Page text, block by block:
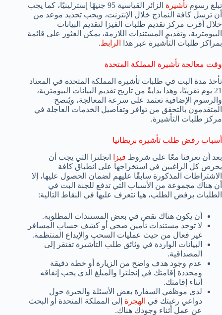
تبلغ رسوم تأشيرة
الزائر القياسية 95 جنيهًا إسترلينيًا، كما يجب
أن ترسل كافة النماذج خلال الإنترنت، ويجب تحديد موعد من
خلال أقرب مركز تقديم طلبات الفيزا لتقديم البيانات
البيومترية، وتقديم المستندات اللازمة، يمكن العثور على قائمة
بمراكز طلبات التأشيرة عبر هذا
الرابط.
وقت معالجة تأشيرة المملكة المتحدة
تأخذ مدة البت في طلبات تأشيرة المملكة المتحدة في المعتاد
21 يوم تقريبًا، وهذا بدايةً من تاريخ تقديم البيانات البيومترية،
والرسوم الإضافية تعتمد على سرعة المعالجة، ويُنصح
المتقدمون بالتحقق من توافر وتفاصيل الخدمات العاجلة في
مركز طلبات التأشيرة.
أسباب رفض طلب تأشيرة بريطانيا
بعد أن تعرفنا معًا على شروط فيزا
انجلترا التي يجب أن
يحرص كل الراغبين في استخراجها على انطباق كافة
الاشتراطات المذكورة سابقًا عليهم لضمان الحصول عليها، إلا
أن هناك مجموعة من الأسباب التي تدفع للجنة البت في
الطلبات برفض الطلب، هيا نتعرف عليها في النقاط التالية:
أن يكون هناك نقص في بعض المستندات المطلوبة.
لا توجد مستندات تأمين صحي أو كشف حساب المسافر
غير فعال من حيث عمليات السحب والإيداع المنتظمة.
البيانات الواردة في وثائق طلب التأشيرة تفتقر إلى
المصداقية.
عدم وجود هدف واضح من الزيارة أو خطة دقيقة
ومحددة إقامتك في إنجلترا والمبلغ الذي يجب إنفاقه
أثناء إقامتك.
لدى موظفي السفارة بعض الأسئلة والحيرة حول
دواعي رغبتك في الهجرة إلى المملكة المتحدة أو البحث
عن عمل أثناء وجودك هناك.